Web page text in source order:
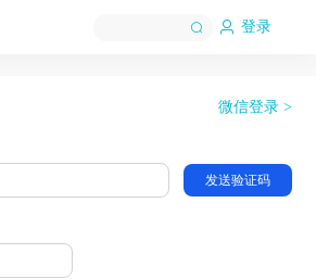
登录
微信登录 >
发送验证码